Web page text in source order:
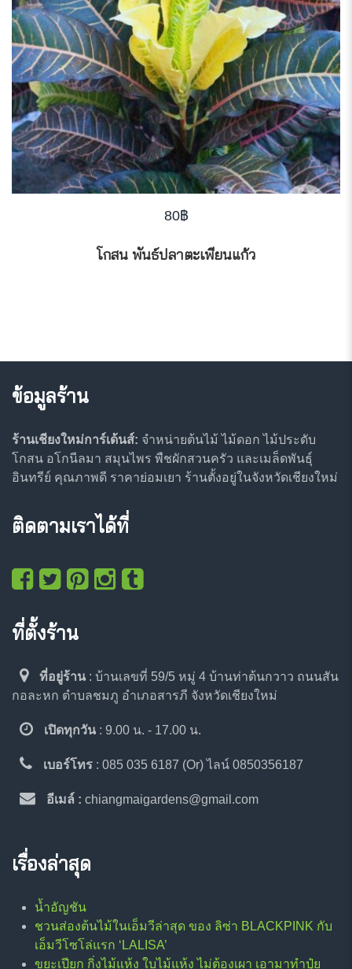
80฿
โกสน พันธ์ปลาตะเพียนแก้ว
ข้อมูลร้าน
ร้านเชียงใหม่การ์เด้นส์: จำหน่ายต้นไม้ ไม้ดอก ไม้ประดับ
โกสน อโกนีลมา สมุนไพร พืชผักสวนครัว และเมล็ดพันธุ์
อินทรีย์ คุณภาพดี ราคาย่อมเยา ร้านตั้งอยู่ในจังหวัดเชียงใหม่
ติดตามเราได้ที่
ที่ตั้งร้าน
ที่อยู่ร้าน : บ้านเลขที่ 59/5 หมู่ 4 บ้านท่าต้นกวาว ถนนสัน
กอละหก ตำบลชมภู อำเภอสารภี จังหวัดเชียงใหม่
เปิดทุกวัน : 9.00 น. - 17.00 น.
เบอร์โทร : 085 035 6187 (Or) ไลน์ 0850356187
อีเมล์ : chiangmaigardens@gmail.com
เรื่องล่าสุด
น้ำอัญชัน
ชวนส่องต้นไม้ในเอ็มวีล่าสุด ของ ลิซ่า BLACKPINK กับ
เอ็มวีโซโล่แรก ‘LALISA’
ขยะเปียก กิ่งไม้แห้ง ใบไม้แห้ง ไม่ต้องเผา เอามาทำปุ๋ย